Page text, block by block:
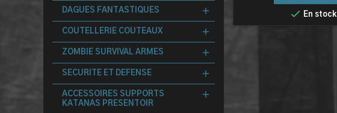
DAGUES FANTASTIQUES
COUTELLERIE COUTEAUX
ZOMBIE SURVIVAL ARMES
SECURITE ET DEFENSE
ACCESSOIRES SUPPORTS
KATANAS PRESENTOIR
 En stock